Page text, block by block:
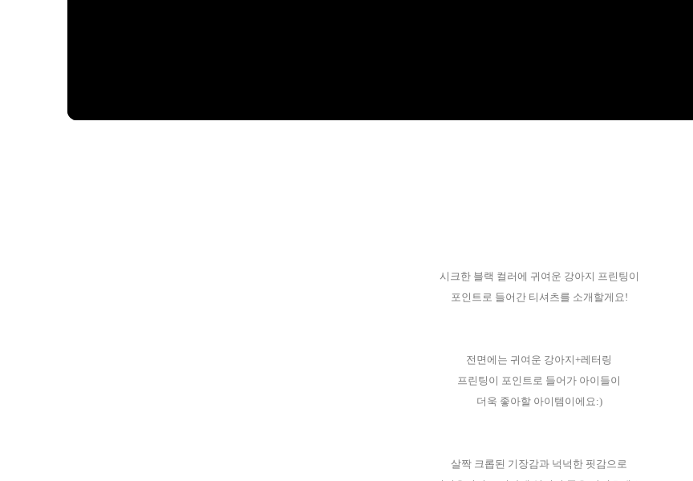
시크한 블랙 컬러에 귀여운 강아지 프린팅이
포인트로 들어간 티셔츠를 소개할게요!
전면에는 귀여운 강아지+레터링
프린팅이 포인트로 들어가 아이들이
더욱 좋아할 아이템이에요:)
살짝 크롭된 기장감과 넉넉한 핏감으로